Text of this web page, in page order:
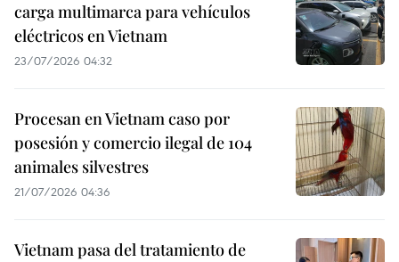
carga multimarca para vehículos
eléctricos en Vietnam
23/07/2026 04:32
Procesan en Vietnam caso por
posesión y comercio ilegal de 104
animales silvestres
21/07/2026 04:36
Vietnam pasa del tratamiento de